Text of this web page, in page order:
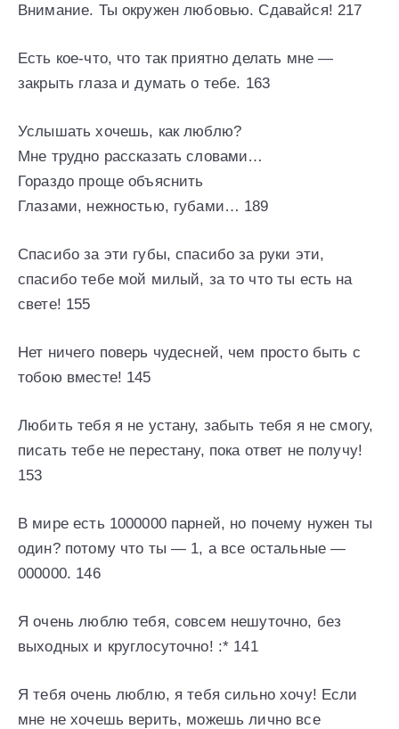
Внимание. Ты окружен любовью. Сдавайся! 217
Есть кое-что, что так приятно делать мне —
закрыть глаза и думать о тебе. 163
Услышать хочешь, как люблю?
Мне трудно рассказать словами…
Гораздо проще объяснить
Глазами, нежностью, губами… 189
Спасибо за эти губы, спасибо за руки эти,
спасибо тебе мой милый, за то что ты есть на
свете! 155
Нет ничего поверь чудесней, чем просто быть с
тобою вместе! 145
Любить тебя я не устану, забыть тебя я не смогу,
писать тебе не перестану, пока ответ не получу!
153
В мире есть 1000000 парней, но почему нужен ты
один? потому что ты — 1, а все остальные —
000000. 146
Я очень люблю тебя, совсем нешуточно, без
выходных и круглосуточно! :* 141
Я тебя очень люблю, я тебя сильно хочу! Если
мне не хочешь верить, можешь лично все